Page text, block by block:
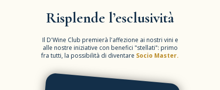
Risplende l’esclusività
Il D'Wine Club premierà l'affezione ai nostri vini e
alle nostre iniziative con benefici "stellati": primo
fra tutti, la possibilità di diventare Socio Master.